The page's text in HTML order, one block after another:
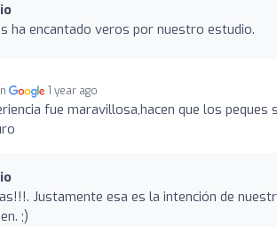
ha encantado veros por nuestro estudio.
1 year ago
fue maravillosa,hacen que los
Justamente esa es la intención de
;)